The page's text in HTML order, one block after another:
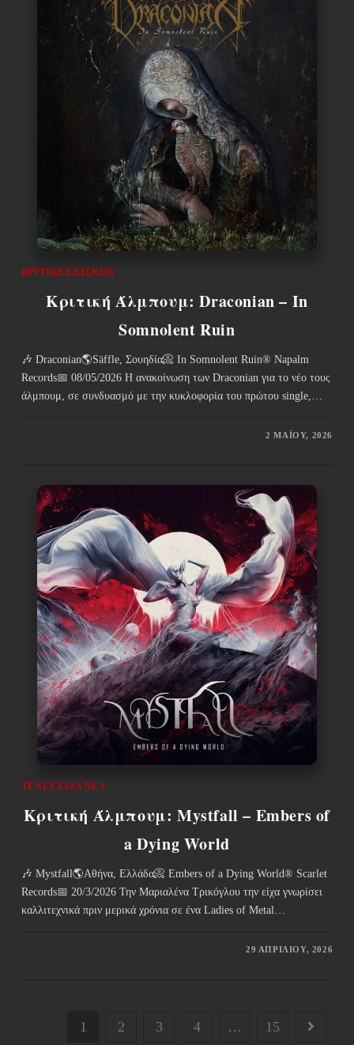
ΚΡΙΤΙΚΈΣ ΔΊΣΚΩΝ
Κριτική Άλμπουμ: Draconian – In
Somnolent Ruin
🎶 Draconian🌎Säffle, Σουηδία📀 In Somnolent Ruin® Napalm
Records📅 08/05/2026 Η ανακοίνωση των Draconian για το νέο τους
άλμπουμ, σε συνδυασμό με την κυκλοφορία του πρώτου single,…
2 ΜΑΪ́ΟΥ, 2026
ΤΕΛΕΥΤΑΊΑ ΝΈΑ
Κριτική Άλμπουμ: Mystfall – Embers of
a Dying World
🎶 Mystfall🌎Αθήνα, Ελλάδα📀 Embers of a Dying World® Scarlet
Records📅 20/3/2026 Την Μαριαλένα Τρικόγλου την είχα γνωρίσει
καλλιτεχνικά πριν μερικά χρόνια σε ένα Ladies of Metal…
29 ΑΠΡΙΛΊΟΥ, 2026
1 2 3 4 … 15